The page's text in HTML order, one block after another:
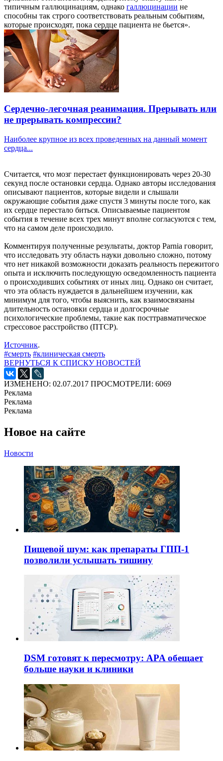
типичным галлюцинациям, однако галлюцинации не
способны так строго соответствовать реальным событиям,
которые происходят, пока сердце пациента не бьется».
Сердечно-легочная реанимация. Прерывать или
не прерывать компрессии?
Наиболее крупное из всех проведенных на данный момент
сердца...
Считается, что мозг перестает функционировать через 20-30
секунд после остановки сердца. Однако авторы исследования
описывают пациентов, которые видели и слышали
окружающие события даже спустя 3 минуты после того, как
их сердце перестало биться. Описываемые пациентом
события в течение всех трех минут вполне согласуются с тем,
что на самом деле происходило.
Комментируя полученные результаты, доктор Parnia говорит,
что исследовать эту область науки довольно сложно, потому
что нет никакой возможности доказать реальность пережитого
опыта и исключить последующую осведомленность пациента
о происходивших событиях от иных лиц. Однако он считает,
что эта область нуждается в дальнейшем изучении, как
минимум для того, чтобы выяснить, как взаимосвязаны
длительность остановки сердца и долгосрочные
психологические проблемы, такие как посттравматическое
стрессовое расстройство (ПТСР).
Источник.
#смерть #клиническая смерть
ВЕРНУТЬСЯ К СПИСКУ НОВОСТЕЙ
ИЗМЕНЕНО: 02.07.2017 ПРОСМОТРЕЛИ: 6069
Реклама
Реклама
Реклама
Новое на сайте
Новости
Пищевой шум: как препараты ГПП-1
позволили услышать тишину
DSM готовят к пересмотру: APA обещает
больше науки и клиники